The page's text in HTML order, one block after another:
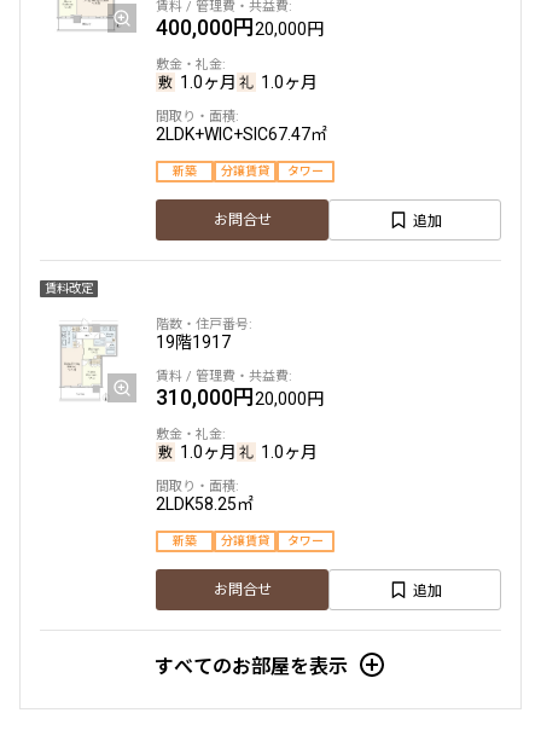
400,000円20,000円
1.0ヶ月 1.0ヶ月
2LDK+WIC+SIC67.47㎡
新築 分譲賃貸 タワー
お問合せ 追加
賃料改定
19階1917
310,000円20,000円
1.0ヶ月 1.0ヶ月
2LDK58.25㎡
新築 分譲賃貸 タワー
お問合せ 追加
すべてのお部屋を表示